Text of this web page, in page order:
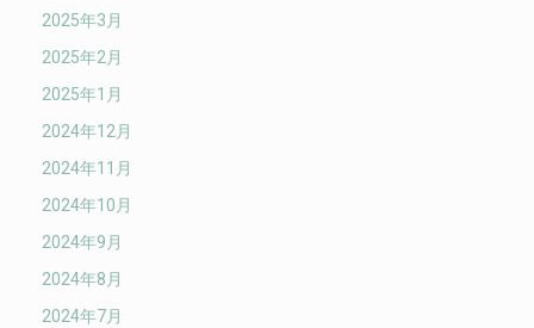
2025年3月
2025年2月
2025年1月
2024年12月
2024年11月
2024年10月
2024年9月
2024年8月
2024年7月